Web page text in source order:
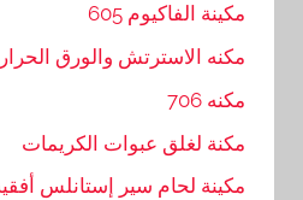
مكينة الفاكيوم 605
مكنه الاسترتش والورق
مكنه 706
مكنة لغلق عبوات الكريمات
مكينة لحام سير إستانلس